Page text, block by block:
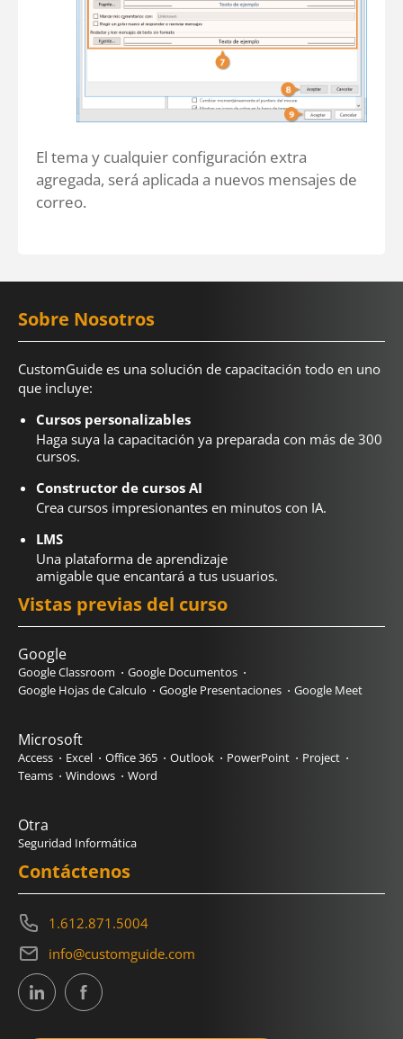
El tema y cualquier configuración extra
agregada, será aplicada a nuevos mensajes de
correo.
Sobre Nosotros
CustomGuide es una solución de capacitación todo en uno
que incluye:
Cursos personalizables
Haga suya la capacitación ya preparada con más de 300
cursos.
Constructor de cursos AI
Crea cursos impresionantes en minutos con IA.
LMS
Una plataforma de aprendizaje
amigable que encantará a tus usuarios.
Vistas previas del curso
Google
Google Classroom
Google Documentos
Google Hojas de Calculo
Google Presentaciones Google Meet
Microsoft
Access Excel Office 365 Outlook PowerPoint
Project
Teams
Windows Word
Otra
Seguridad Informática
Contáctenos
1.612.871.5004
info@customguide.com